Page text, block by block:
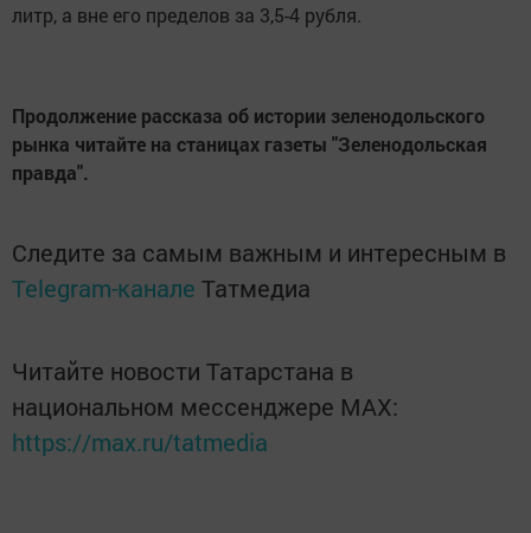
литр, а вне его пределов за 3,5-4 рубля.
Продолжение рассказа об истории зеленодольского
рынка читайте на станицах газеты "Зеленодольская
правда".
Следите за самым важным и интересным в
Telegram-канале Татмедиа
Читайте новости Татарстана в
национальном мессенджере MАХ:
https://max.ru/tatmedia